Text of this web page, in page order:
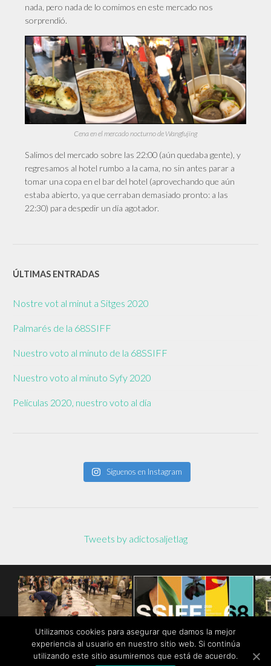
nada, pero nada de lo comimos en este mercado nos
sorprendió.
Cena en el mercado nocturno de Wangfujing
Salimos del mercado sobre las 22:00 (aún quedaba gente), y
regresamos al hotel rumbo a la cama, no sin antes parar a
tomar una copa en el bar del hotel (aprovechando que aún
estaba abierto, ya que cerraban demasiado pronto: a las
22:30) para despedir un día agotador.
ÚLTIMAS ENTRADAS
Nostre vot al minut a Sitges 2020
Palmarés de la 68SSIFF
Nuestro voto al minuto de la 68SSIFF
Nuestro voto al minuto Syfy 2020
Películas 2020, nuestro voto al día
Síguenos en Instagram
Tweets by adictosaljetlag
Utilizamos cookies para asegurar que damos la mejor
experiencia al usuario en nuestro sitio web. Si continúa
utilizando este sitio asumiremos que está de acuerdo.